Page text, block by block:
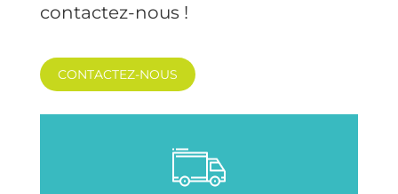
contactez-nous !
CONTACTEZ-NOUS